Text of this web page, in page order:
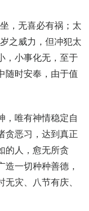
，无喜必有祸；太
之威力，但冲犯太
，小事化无，至于
随时安奉，由于值
，唯有神情稳定自
贪恶习，达到真正
的人，愈无所贪
一切种种善德，
灾、八节有庆、